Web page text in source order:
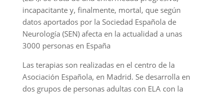
incapacitante y, finalmente, mortal, que según
datos aportados por la Sociedad Española de
Neurología (SEN) afecta en la actualidad a unas
3000 personas en España
Las terapias son realizadas en el centro de la
Asociación Española, en Madrid. Se desarrolla en
dos grupos de personas adultas con ELA con la